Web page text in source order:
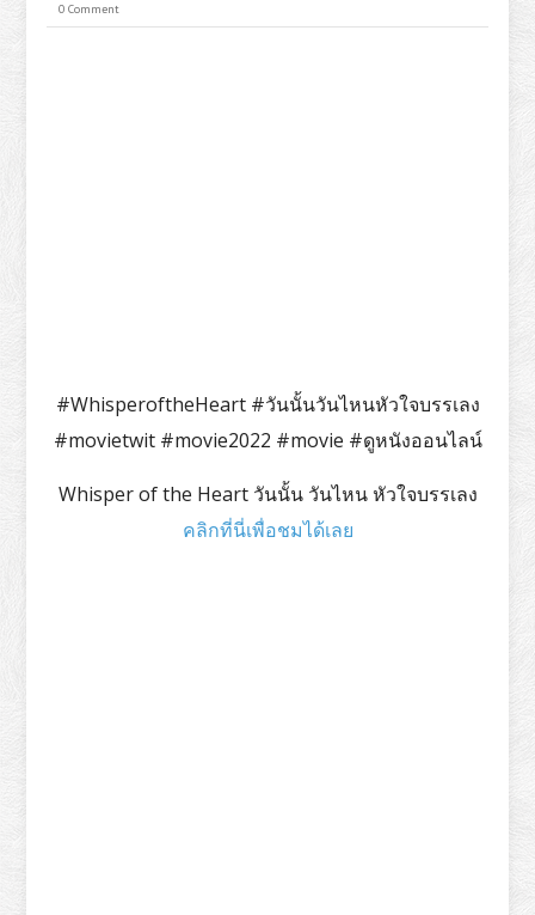
0 Comment
#WhisperoftheHeart #วันนั้นวันไหนหัวใจบรรเลง
#movietwit #movie2022 #movie #ดูหนังออนไลน์
Whisper of the Heart วันนั้น วันไหน หัวใจบรรเลง
คลิกที่นี่เพื่อชมได้เลย